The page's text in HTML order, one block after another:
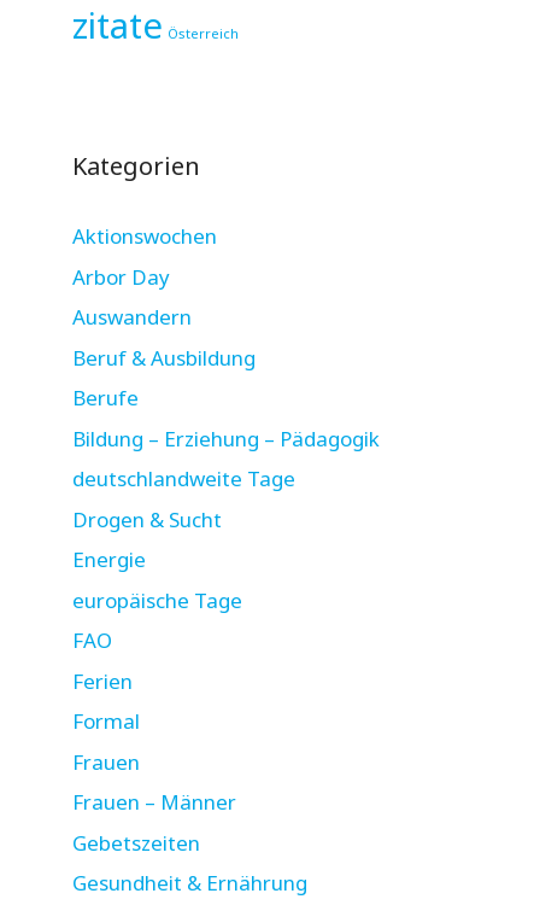
zitate Österreich
Kategorien
Aktionswochen
Arbor Day
Auswandern
Beruf & Ausbildung
Berufe
Bildung – Erziehung – Pädagogik
deutschlandweite Tage
Drogen & Sucht
Energie
europäische Tage
FAO
Ferien
Formal
Frauen
Frauen – Männer
Gebetszeiten
Gesundheit & Ernährung